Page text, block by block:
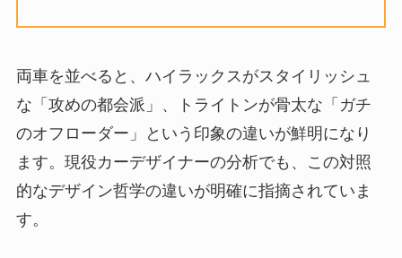
両車を並べると、ハイラックスがスタイリッシュ
な「攻めの都会派」、トライトンが骨太な「ガチ
のオフローダー」という印象の違いが鮮明になり
ます。現役カーデザイナーの分析でも、この対照
的なデザイン哲学の違いが明確に指摘されていま
す。